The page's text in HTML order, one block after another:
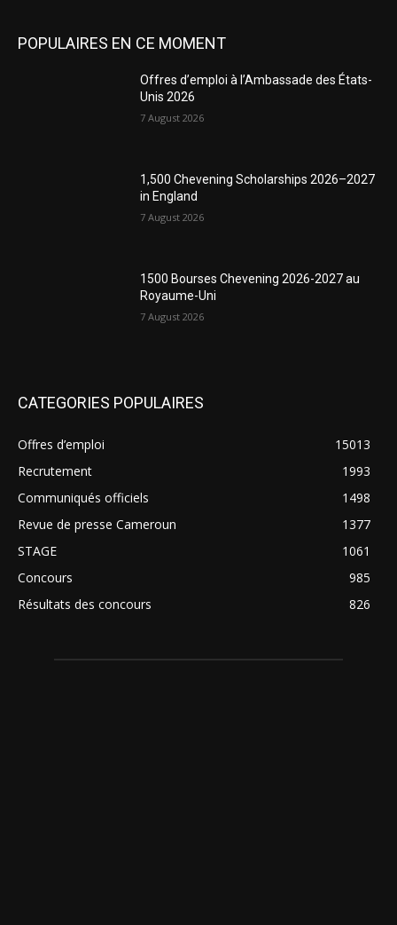
POPULAIRES EN CE MOMENT
Offres d’emploi à l’Ambassade des États-
Unis 2026
7 August 2026
1,500 Chevening Scholarships 2026–2027
in England
7 August 2026
1500 Bourses Chevening 2026-2027 au
Royaume-Uni
7 August 2026
CATEGORIES POPULAIRES
Offres d’emploi
15013
Recrutement
1993
Communiqués officiels
1498
Revue de presse Cameroun
1377
STAGE
1061
Concours
985
Résultats des concours
826